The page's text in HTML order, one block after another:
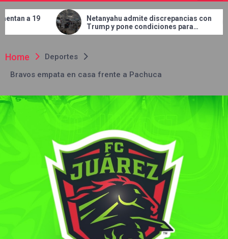
Netanyahu admite discrepancias con
Trump y pone condiciones para
retirar tropas de Gaza
Concluye
en el bulevar
Home
Deportes
Bravos empata en casa frente a Pachuca